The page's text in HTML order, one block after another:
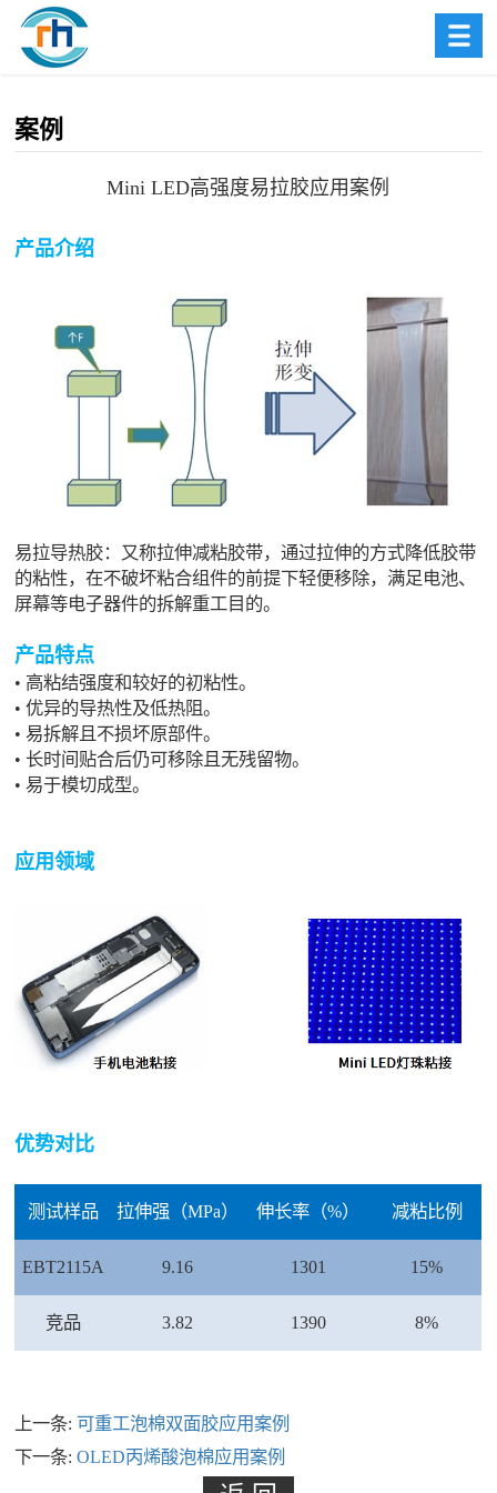
案例
Mini LED高强度易拉胶应用案例
产品介绍
易拉导热胶：又称拉伸减粘胶带，通过拉伸的方式降低胶带
的粘性，在不破坏粘合组件的前提下轻便移除，满足电池、
屏幕等电子器件的拆解重工目的。
产品特点
• 高粘结强度和较好的初粘性。
•优异的导热性及低热阻。
•易拆解且不损坏原部件。
• 长时间贴合后仍可移除且无残留物。
•易于模切成型。
应用领域
优势对比
测试样品 拉伸强（MPa） 伸长率（%） 减粘比例
EBT2115A 9.16 1301 15%
竞品 3.82 1390 8%
上一条: 可重工泡棉双面胶应用案例
下一条:OLED丙烯酸泡棉应用案例